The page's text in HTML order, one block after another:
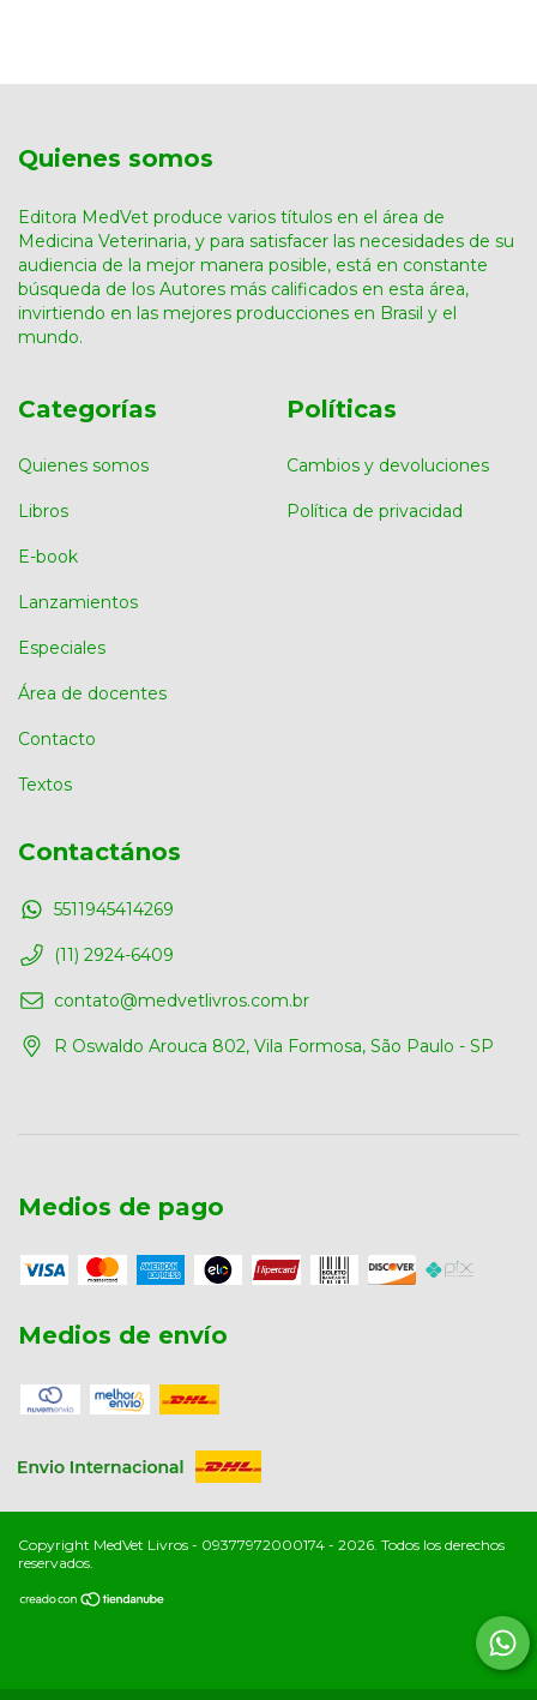
Quienes somos
Editora MedVet produce varios títulos en el área de
Medicina Veterinaria, y para satisfacer las necesidades de su
audiencia de la mejor manera posible, está en constante
búsqueda de los Autores más calificados en esta área,
invirtiendo en las mejores producciones en Brasil y el
mundo.
Categorías
Quienes somos
Libros
E-book
Lanzamientos
Especiales
Área de docentes
Contacto
Textos
Políticas
Cambios y devoluciones
Política de privacidad
Contactános
5511945414269
(11) 2924-6409
contato@medvetlivros.com.br
R Oswaldo Arouca 802, Vila Formosa, São Paulo - SP
Medios de pago
Medios de envío
Copyright MedVet Livros - 09377972000174 - 2026. Todos los derechos
reservados.